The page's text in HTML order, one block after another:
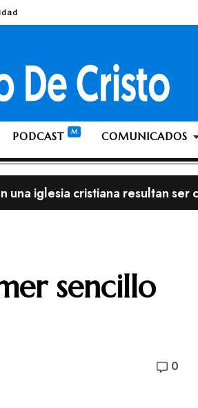
PODCAST COMUNICADOS
dejarse crecer la barba o el
is Not a Test»
sencillo
0